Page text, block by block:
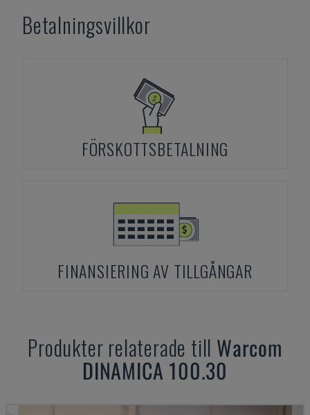
Betalningsvillkor
FÖRSKOTTSBETALNING
FINANSIERING AV TILLGÅNGAR
Produkter relaterade till Warcom
DINAMICA 100.30